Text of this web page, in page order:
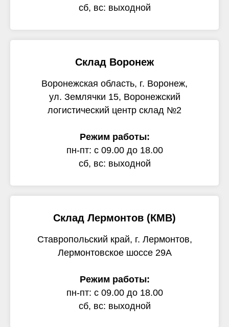
сб, вс: выходной
Склад Воронеж
Воронежская область, г. Воронеж,
ул. Землячки 15, Воронежский
логистический центр склад №2
Режим работы:
пн-пт: с 09.00 до 18.00
сб, вс: выходной
Склад Лермонтов (КМВ)
Ставропольский край, г. Лермонтов,
Лермонтовское шоссе 29А
Режим работы:
пн-пт: с 09.00 до 18.00
сб, вс: выходной